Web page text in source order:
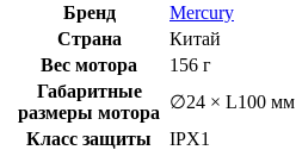
Бренд
Mercury
Страна
Китай
Вес мотора
156 г
Габаритные
размеры мотора
∅24 × L100 мм
Класс защиты
IPX1